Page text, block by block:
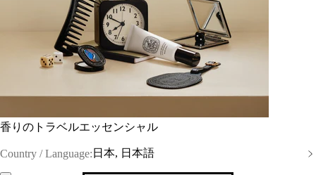
香りのトラベルエッセンシャル
Country / Language: 日本, 日本語